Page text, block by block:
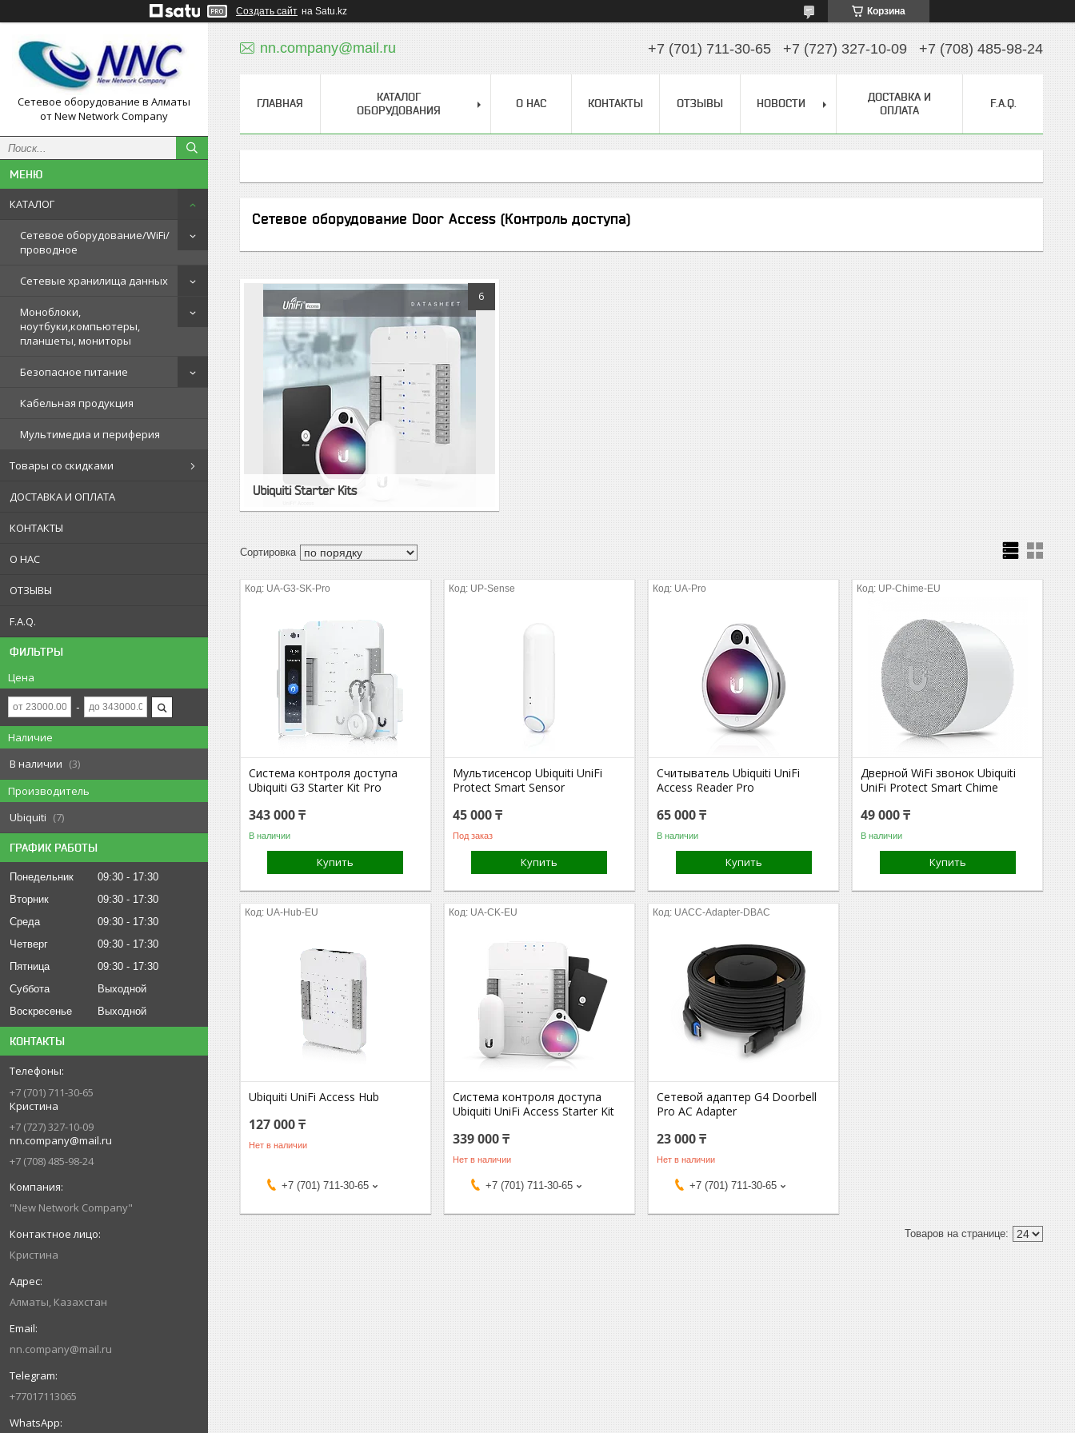
Создать сайт на Satu.kz Корзина
Сетевое оборудование в Алматы
от New Network Company
КАТАЛОГ
Сетевое оборудование/WiFi/
проводное
Сетевые хранилища данных
Моноблоки,
ноутбуки,компьютеры,
планшеты, мониторы
Безопасное питание
Кабельная продукция
Мультимедиа и периферия
Товары со скидками
ДОСТАВКА И ОПЛАТА
КОНТАКТЫ
О НАС
ОТЗЫВЫ
F.A.Q.
ФИЛЬТРЫ
Цена
Наличие
В наличии
3
Производитель
Ubiquiti
7
ГРАФИК РАБОТЫ
Понедельник 09:30
17:30
Вторник
09:30
17:30
Среда
09:30
17:30
Четверг
09:30
17:30
Пятница
09:30
17:30
Суббота
Выходной
Воскресенье
Выходной
КОНТАКТЫ
+7 (701) 711-30-65
Кристина
+7 (727) 327-10-09
nn.company@mail.ru
+7 (708) 485-98-24
"New Network Company"
Кристина
Алматы, Казахстан
nn.company@mail.ru
+77017113065
nn.company@mail.ru +7 (701) 711-30-65 +7 (727) 327-10-09 +7 (708) 485-98-24
ГЛАВНАЯ
КАТАЛОГ
ОБОРУДОВАНИЯ
О НАС КОНТАКТЫ ОТЗЫВЫ НОВОСТИ
ДОСТАВКА И
ОПЛАТА
F.A.Q.
Сетевое оборудование Door Access (Контроль доступа)
6
Ubiquiti Starter Kits
UA-G3-SK-Pro
Система контроля доступа
Ubiquiti G3 Starter Kit Pro
343 000 ₸
В наличии
Купить
UP-Sense
Мультисенсор Ubiquiti UniFi
Protect Smart Sensor
45 000 ₸
Под заказ
Купить
UA-Pro
Считыватель Ubiquiti UniFi
Access Reader Pro
65 000 ₸
В наличии
Купить
UP-Chime-EU
Дверной WiFi звонок Ubiquiti
UniFi Protect Smart Chime
49 000 ₸
В наличии
Купить
UA-Hub-EU
Ubiquiti UniFi Access Hub
127 000 ₸
Нет в наличии
+7 (701) 711-30-65
UA-CK-EU
Система контроля доступа
Ubiquiti UniFi Access Starter Kit
339 000 ₸
Нет в наличии
+7 (701) 711-30-65
UACC-Adapter-DBAC
Сетевой адаптер G4 Doorbell
Pro AC Adapter
23 000 ₸
Нет в наличии
+7 (701) 711-30-65